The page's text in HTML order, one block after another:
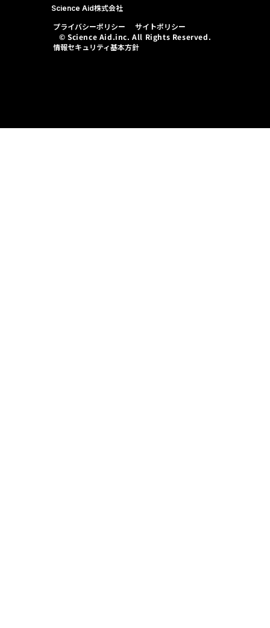
Science Aid株式会社
プライバシーポリシー サイトポリシー
情報セキュリティ基本方針
© Science Aid.inc. All Rights Reserved.